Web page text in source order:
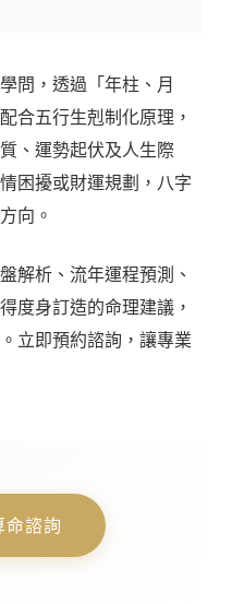
問，透過「年柱、月
合五行生剋制化原理，
、運勢起伏及人生際
困擾或財運規劃，八字
向。
解析、流年運程預測、
度身訂造的命理建議，
立即預約諮詢，讓專業
命諮詢